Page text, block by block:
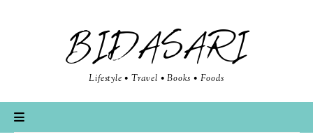
BIDASARI
Lifestyle • Travel • Books • Foods